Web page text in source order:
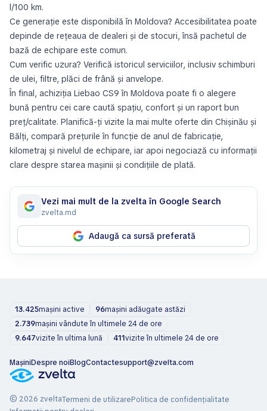
l/100 km.
Ce generație este disponibilă în Moldova? Accesibilitatea poate
depinde de rețeaua de dealeri și de stocuri, însă pachetul de
bază de echipare este comun.
Cum verific uzura? Verifică istoricul serviciilor, inclusiv schimburi
de ulei, filtre, plăci de frână și anvelope.
În final, achiziția Liebao CS9 în Moldova poate fi o alegere
bună pentru cei care caută spațiu, confort și un raport bun
preț/calitate. Planifică-ți vizite la mai multe oferte din Chișinău și
Bălți, compară prețurile în funcție de anul de fabricație,
kilometraj și nivelul de echipare, iar apoi negociază cu informații
clare despre starea mașinii și condițiile de plată.
Vezi mai mult de la zvelta în Google Search
zvelta.md
Adaugă ca sursă preferată
13.425mașini active 96mașini adăugate astăzi
2.739mașini vândute în ultimele 24 de ore
9.647vizite în ultima lună 411vizite în ultimele 24 de ore
MașiniDespre noiBlogContactesupport@zvelta.com
© 2026 zveltaTermeni de utilizarePolitica de confidențialitate